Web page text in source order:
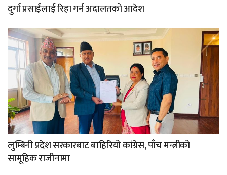
दुर्गा प्रसाईंलाई रिहा गर्न अदालतको आदेश
लुम्बिनी प्रदेश सरकारबाट बाहिरियो कांग्रेस, पाँच मन्त्रीको
सामूहिक राजीनामा